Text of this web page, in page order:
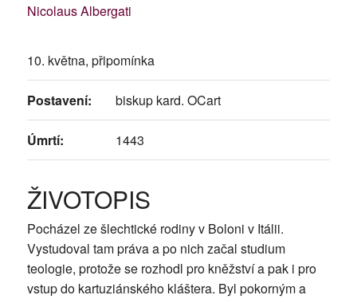
Nicolaus Albergati
10. května, připomínka
Postavení: biskup kard. OCart
Úmrtí: 1443
ŽIVOTOPIS
Pocházel ze šlechtické rodiny v Boloni v Itálii.
Vystudoval tam práva a po nich začal studium
teologie, protože se rozhodl pro kněžství a pak i pro
vstup do kartuziánského kláštera. Byl pokorným a